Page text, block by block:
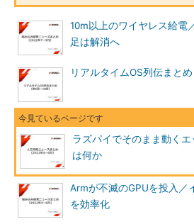
10m以上のワイヤレス給電
足は解消へ
リアルタイムOS列伝まとめ
ラズパイでそのまま動く
は何か
Armが不滅のGPUを投入／
を効率化